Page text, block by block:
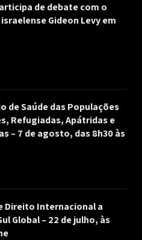
de debate com o
Gideon Levy em
de Saúde das Populações
Refugiadas, Apátridas e
– 7 de agosto, das 8h30 às
Direito Internacional a
Global – 22 de julho, às